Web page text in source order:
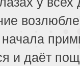
и даёт